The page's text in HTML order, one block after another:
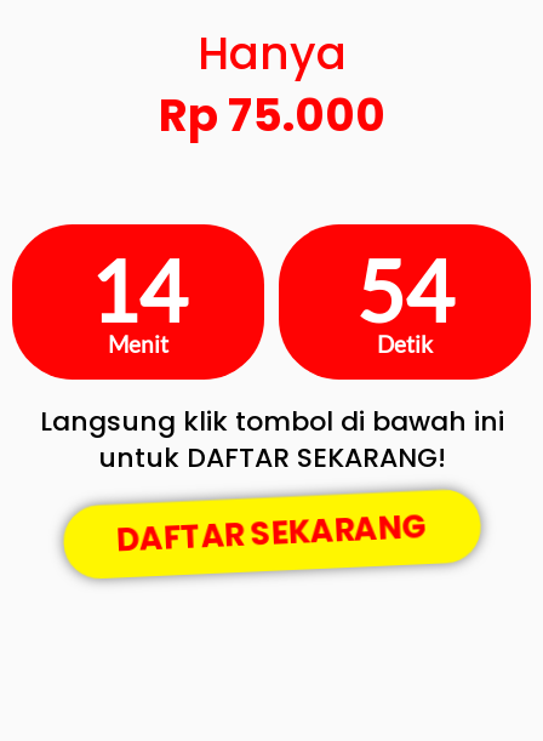
Hanya
Rp 75.000
14
Menit
53
Detik
Langsung klik tombol di bawah ini
untuk DAFTAR SEKARANG!
DAFTAR SEKARANG